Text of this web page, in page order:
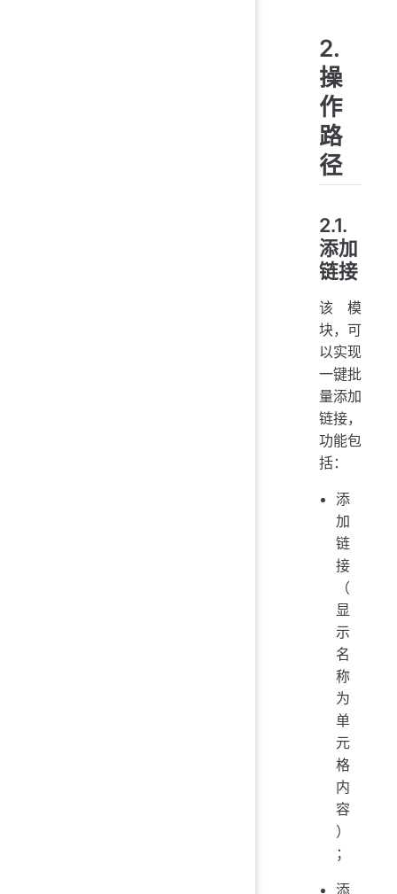
2.
操
作
路
径
2.1.
添加
链接
该模
块，可
以实现
一键批
量添加
链接，
功能包
括：
添
加
链
接
（
显
示
名
称
为
单
元
格
内
容
）
；
添